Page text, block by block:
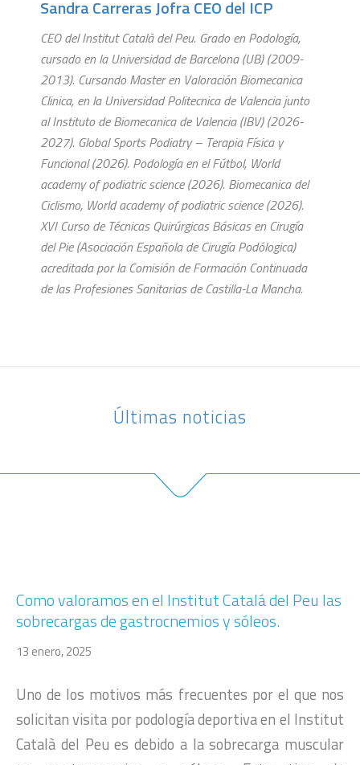
Sandra Carreras Jofra CEO del ICP
CEO del Institut Català del Peu. Grado en Podología,
cursado en la Universidad de Barcelona (UB) (2009-
2013). Cursando Master en Valoración Biomecanica
Clinica, en la Universidad Politecnica de Valencia junto
al Instituto de Biomecanica de Valencia (IBV) (2026-
2027). Global Sports Podiatry – Terapia Física y
Funcional (2026). Podología en el Fútbol, World
academy of podiatric science (2026). Biomecanica del
Ciclismo, World academy of podiatric science (2026).
XVI Curso de Técnicas Quirúrgicas Básicas en Cirugía
del Pie (Asociación Española de Cirugía Podólogica)
acreditada por la Comisión de Formación Continuada
de las Profesiones Sanitarias de Castilla-La Mancha.
Últimas noticias
Como valoramos en el Institut Catalá del Peu las
sobrecargas de gastrocnemios y sóleos.
13 enero, 2025
Uno de los motivos más frecuentes por el que nos
solicitan visita por podología deportiva en el Institut
Català del Peu es debido a la sobrecarga muscular